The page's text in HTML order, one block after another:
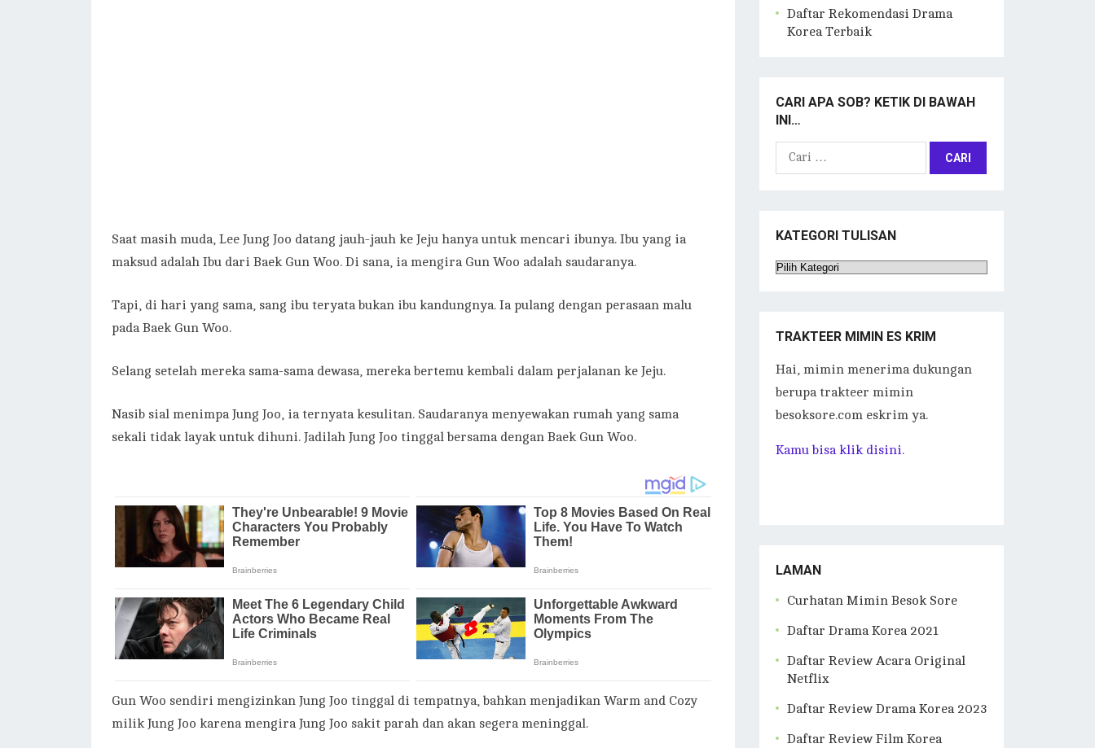
Saat masih muda, Lee Jung Joo datang jauh-jauh ke Jeju hanya untuk mencari ibunya. Ibu yang ia
maksud adalah Ibu dari Baek Gun Woo. Di sana, ia mengira Gun Woo adalah saudaranya.
Tapi, di hari yang sama, sang ibu teryata bukan ibu kandungnya. Ia pulang dengan perasaan malu
pada Baek Gun Woo.
Selang setelah mereka sama-sama dewasa, mereka bertemu kembali dalam perjalanan ke Jeju.
Nasib sial menimpa Jung Joo, ia ternyata kesulitan. Saudaranya menyewakan rumah yang sama
sekali tidak layak untuk dihuni. Jadilah Jung Joo tinggal bersama dengan Baek Gun Woo.
Gun Woo sendiri mengizinkan Jung Joo tinggal di tempatnya, bahkan menjadikan Warm and Cozy
milik Jung Joo karena mengira Jung Joo sakit parah dan akan segera meninggal.
Daftar Rekomendasi Drama
Korea Terbaik
CARI APA SOB? KETIK DI BAWAH
INI…
Cari
KATEGORI TULISAN
Kategori
TRAKTEER MIMIN ES KRIM
Hai, mimin menerima dukungan
berupa trakteer mimin
besoksore.com eskrim ya.
Kamu bisa klik disini.
LAMAN
Curhatan Mimin Besok Sore
Daftar Drama Korea 2021
Daftar Review Acara Original
Netflix
Daftar Review Drama Korea 2023
Daftar Review Film Korea